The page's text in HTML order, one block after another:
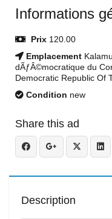
Informations
Prix 120.00
Emplacement
dÃƒÂ©mocratique du
Democratic Republic Of
Condition new
Share this ad
Description